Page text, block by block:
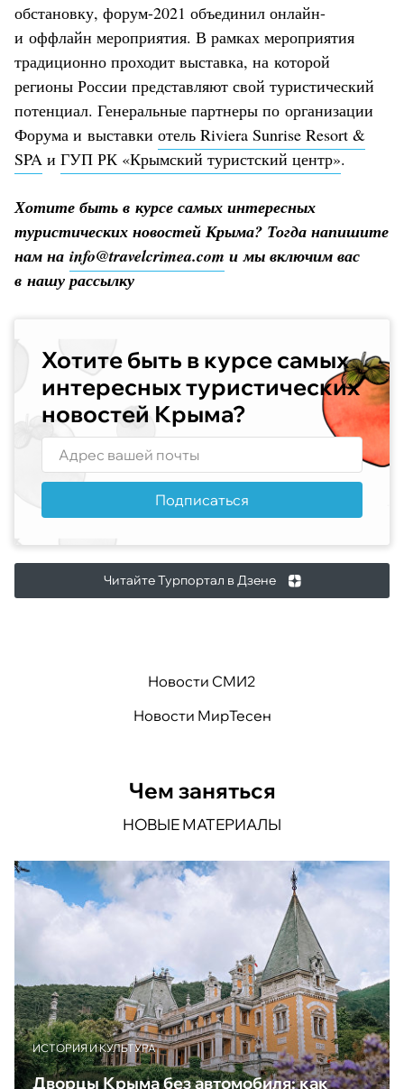
обстановку, форум-2021 объединил онлайн-
и оффлайн мероприятия. В рамках мероприятия
традиционно проходит выставка, на которой
регионы России представляют свой туристический
потенциал. Генеральные партнеры по организации
Форума и выставки отель Riviera Sunrise Resort &
SPA и ГУП РК «Крымский туристский центр».
Хотите быть в курсе самых интересных
туристических новостей Крыма? Тогда напишите
нам на info@travelcrimea.com и мы включим вас
в нашу рассылку
Хотите быть в курсе самых
интересных туристических
новостей Крыма?
Подписаться
Читайте Турпортал в Дзене
Новости СМИ2
Новости МирТесен
Чем заняться
НОВЫЕ МАТЕРИАЛЫ
ИСТОРИЯ И КУЛЬТУРА
Дворцы Крыма без автомобиля: как